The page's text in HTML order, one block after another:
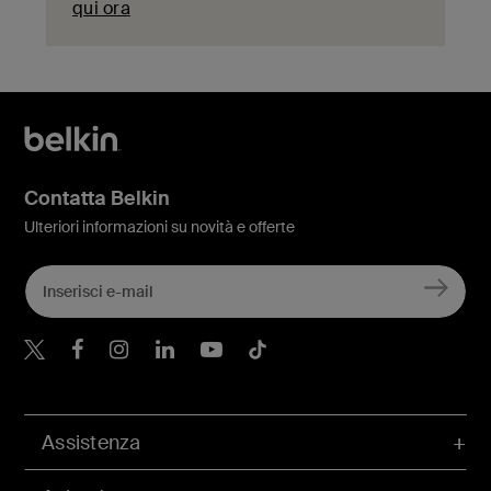
qui ora
Assistenza
Contatta Belkin
Ulteriori informazioni su novità e offerte
Belkin Twitter
Belkin Facebook
Belkin Instagram
Belkin LinkedIn
Belkin Youtube
Belkin TikTok